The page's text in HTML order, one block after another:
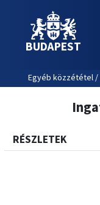
BUDAPEST
Egyéb közzététel
RÉSZLETEK